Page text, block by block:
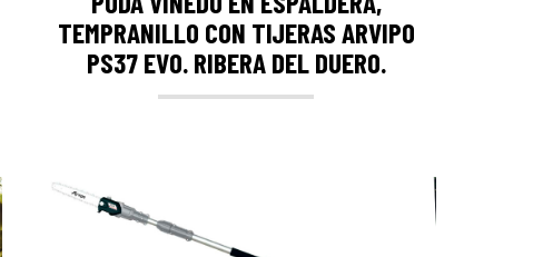
TEMPRANILLO CON TIJERAS ARVIPO
PS37 EVO. RIBERA DEL DUERO.